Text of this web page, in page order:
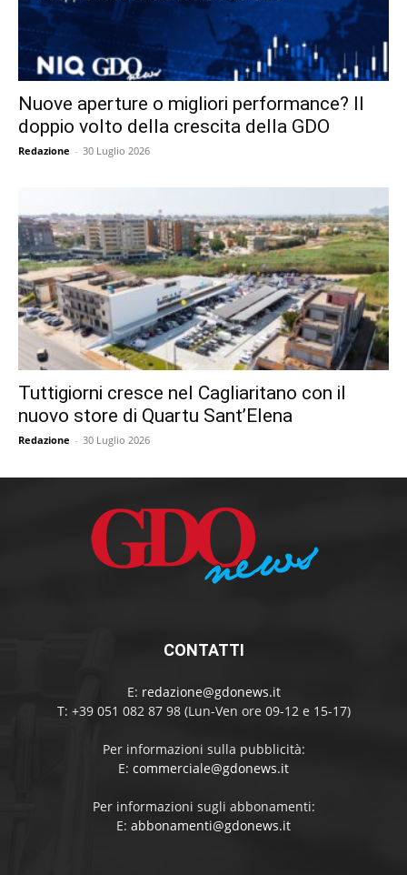
Nuove aperture o migliori performance? Il
doppio volto della crescita della GDO
Redazione - 30 Luglio 2026
Tuttigiorni cresce nel Cagliaritano con il
nuovo store di Quartu Sant’Elena
Redazione - 30 Luglio 2026
CONTATTI
E: redazione@gdonews.it
T: +39 051 082 87 98 (Lun-Ven ore 09-12 e 15-17)
Per informazioni sulla pubblicità:
E: commerciale@gdonews.it
Per informazioni sugli abbonamenti:
E: abbonamenti@gdonews.it